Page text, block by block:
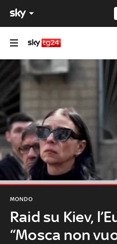
Raid su Kiev,
“Mosca non
MONDO